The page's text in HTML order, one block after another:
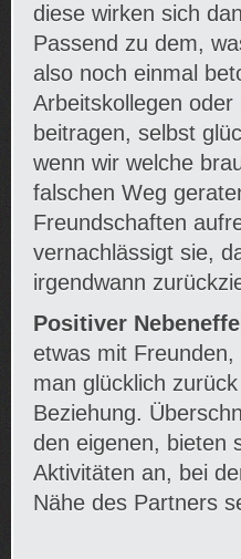
diese wirken sich
Passend zu dem,
also noch einmal
Arbeitskollegen
beitragen, selbst
wenn wir welche
falschen Weg
Freundschaften
vernachlässigt sie,
irgendwann
Positiver
etwas mit
man glücklich
Beziehung.
den eigenen, bieten
Aktivitäten an, bei
Nähe des Partners